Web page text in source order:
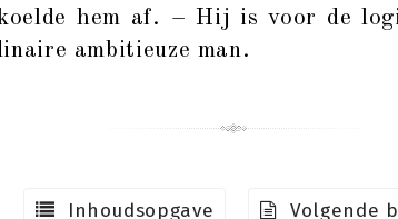
hem af. – Hij is voor de
ambitieuze man.
Inhoudsopgave Volgende